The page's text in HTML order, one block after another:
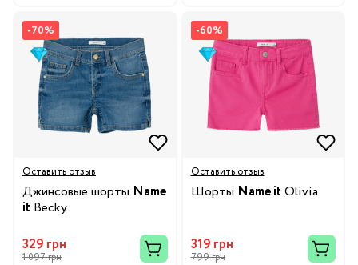
-70%
Оставить отзыв
Джинсовые шорты Name
it Becky
329 грн
1 097 грн
-60%
Оставить отзыв
Шорты Name it Olivia
319 грн
799 грн